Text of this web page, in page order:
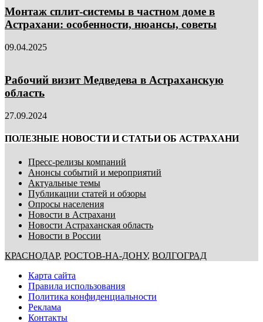
Монтаж сплит-системы в частном доме в
Астрахани: особенности, нюансы, советы
09.04.2025
Рабочий визит Медведева в Астраханскую
область
27.09.2024
ПОЛЕЗНЫЕ НОВОСТИ И СТАТЬИ ОБ АСТРАХАНИ
Пресс-релизы компаний
Анонсы событий и мероприятий
Актуальные темы
Публикации статей и обзоры
Опросы населения
Новости в Астрахани
Новости Астраханская область
Новости в России
КРАСНОДАР, РОСТОВ-НА-ДОНУ, ВОЛГОГРАД
Карта сайта
Правила использования
Политика конфиденциальности
Реклама
Контакты